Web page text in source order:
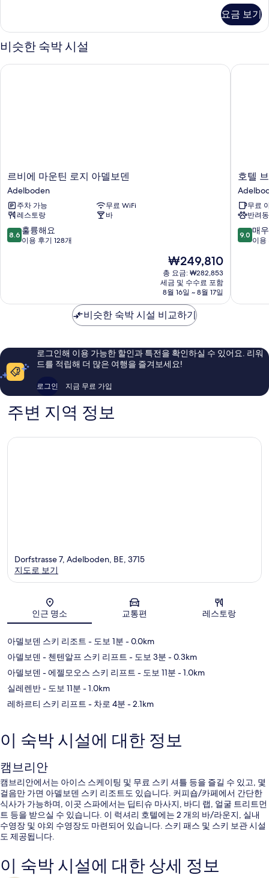
두
보
기
위
자
히
요금 보기
비슷한 숙박 시설
르
비
에
마
운
틴
로
Adelboden
르비에 마운틴 로지 아델보덴
Adelboden
주차 가능
무료 WiFi
레스토랑
바
10
점
훌
이
후
기
8.6 훌륭해요
이용 후기 128개
현
재
요
금
₩249,810
₩249,810
총 요금: ₩282,853
세금 및 수수료 포함
8월 16일 ~ 8월 17일
르비에 마운틴 로지 아델보덴
호
텔
브
리
스
톨
-
런
호텔
무료
반려
10
점
매
해
요,
9.0 매
이용
호텔 브
비슷한 숙박 시설 비교하기
로그인해 이용 가능한 할인과 특전을 확인하실 수 있어요. 리워
드를 적립해 더 많은 여행을 즐겨보세요!
로그인 지금 무료 가입
주변 지역 정보
지도
Dorfstrasse 7, Adelboden, BE, 3715
지도로 보기
인근 명소 교통편 레스토랑
아델보덴 스키 리조트 - 도보 1분 - 0.0km
아델보덴 - 첸텐알프 스키 리프트 - 도보 3분 - 0.3km
아델보덴 - 에젤모오스 스키 리프트 - 도보 11분 - 1.0km
실레렌반- 도보 11분 - 1.0km
레하르티 스키 리프트 - 차로 4분 - 2.1km
이 숙박 시설에 대한 정보
캠브리안
캠브리안에서는 아이스 스케이팅 및 무료 스키 셔틀 등을 즐길 수 있고, 몇
걸음만 가면 아델보덴 스키 리조트도 있습니다. 커피숍/카페에서 간단한
식사가 가능하며, 이곳 스파에서는 딥티슈 마사지, 바디 랩, 얼굴 트리트먼
트 등을 받으실 수 있습니다. 이 럭셔리 호텔에는 2 개의 바/라운지, 실내
수영장 및 야외 수영장도 마련되어 있습니다. 스키 패스 및 스키 보관 시설
도 제공됩니다.
이 숙박 시설에 대한 상세 정보